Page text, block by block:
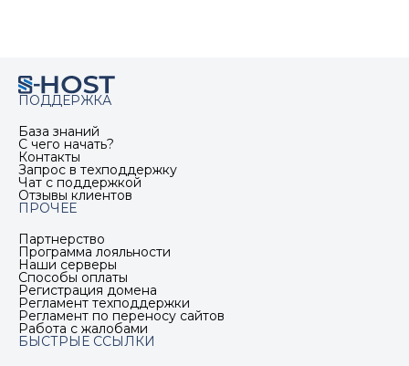
ПОДДЕРЖКА
База знаний
С чего начать?
Контакты
Запрос в техподдержку
Чат с поддержкой
Отзывы клиентов
ПРОЧЕЕ
Партнерство
Программа лояльности
Наши серверы
Способы оплаты
Регистрация домена
Регламент техподдержки
Регламент по переносу сайтов
Работа с жалобами
БЫСТРЫЕ ССЫЛКИ